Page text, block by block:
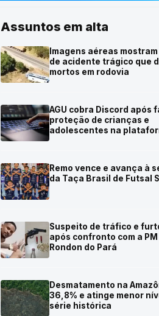
Assuntos em alta
Imagens aéreas
de acidente trágico que
mortos em rodovia
AGU cobra Discord após
proteção de crianças e
adolescentes na
Remo vence e avança à
da Taça Brasil de Futsal
Suspeito de tráfico e
após confronto com a PM
Rondon do Pará
Desmatamento na
36,8% e atinge menor
série histórica